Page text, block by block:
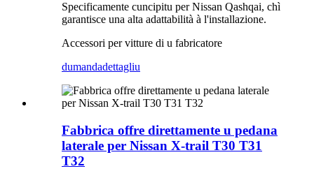
Specificamente cuncipitu per Nissan Qashqai, chì
garantisce una alta adattabilità à l'installazione.
Accessori per vitture di u fabricatore
dumandadettagliu
Fabbrica offre direttamente u pedana
laterale per Nissan X-trail T30 T31
T32